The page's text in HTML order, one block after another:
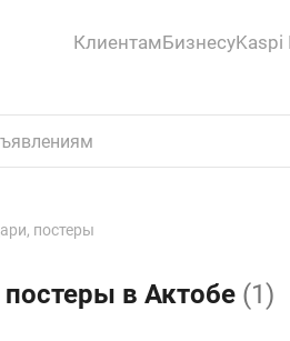
КлиентамБизнесуKaspi
постеры
в Актобе (1)